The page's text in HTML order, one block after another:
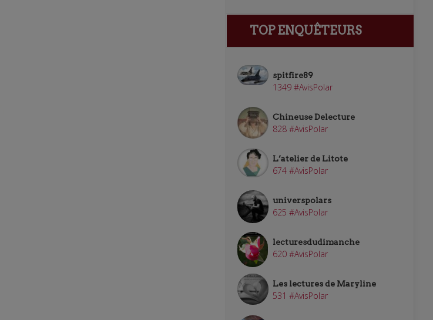
TOP ENQUÊTEURS
spitfire89
1349 #AvisPolar
Chineuse Delecture
828 #AvisPolar
L’atelier de Litote
674 #AvisPolar
universpolars
625 #AvisPolar
lecturesdudimanche
620 #AvisPolar
Les lectures de Maryline
531 #AvisPolar